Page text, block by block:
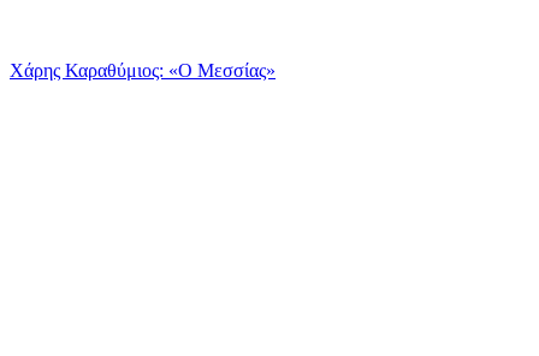
Χάρης Καραθύμιος: «Ο Μεσσίας»